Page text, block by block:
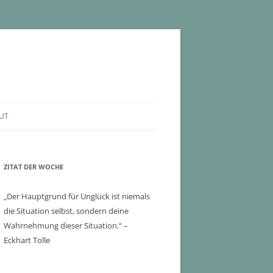
ZITAT DER WOCHE
„Der Hauptgrund für Unglück ist niemals
die Situation selbst, sondern deine
Wahrnehmung dieser Situation.“ –
Eckhart Tolle